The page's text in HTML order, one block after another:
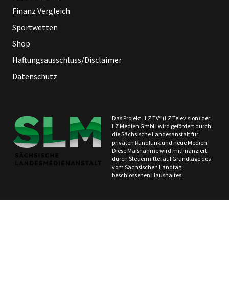
Finanz Vergleich
Sportwetten
Shop
Haftungsausschluss/Disclaimer
Datenschutz
Das Projekt „LZ TV“ (LZ Television) der
LZ Medien GmbH wird gefördert durch
die Sächsische Landesanstalt für
privaten Rundfunk und neue Medien.
Diese Maßnahme wird mitfinanziert
durch Steuermittel auf Grundlage des
vom Sächsischen Landtag
beschlossenen Haushaltes.